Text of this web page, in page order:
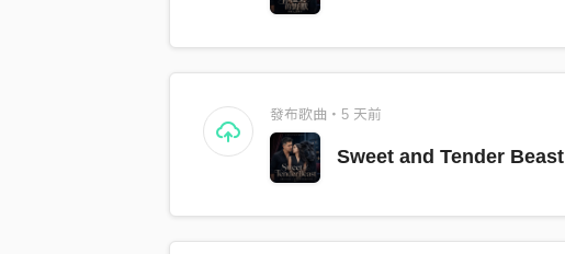
發布歌曲・5 天前
Sweet and Tender Beast